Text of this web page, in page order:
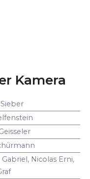
Kamera
Gabriel, Nicolas Erni,